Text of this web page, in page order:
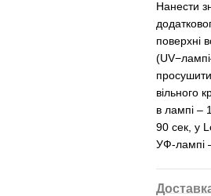
Нанести
поверхні
вільного
в лампі –
90 сек, у
УФ-лампі